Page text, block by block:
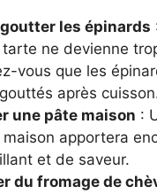
les épinards
tarte ne devienne
vous que les
après
une pâte maison :
apportera
et de saveur.
du fromage de